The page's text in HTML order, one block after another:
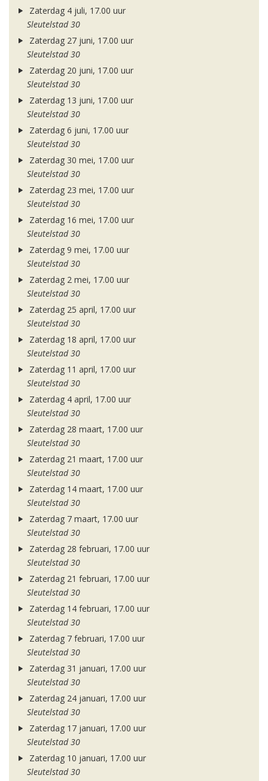
Zaterdag 4 juli, 17.00 uur
Sleutelstad 30
Zaterdag 27 juni, 17.00 uur
Sleutelstad 30
Zaterdag 20 juni, 17.00 uur
Sleutelstad 30
Zaterdag 13 juni, 17.00 uur
Sleutelstad 30
Zaterdag 6 juni, 17.00 uur
Sleutelstad 30
Zaterdag 30 mei, 17.00 uur
Sleutelstad 30
Zaterdag 23 mei, 17.00 uur
Sleutelstad 30
Zaterdag 16 mei, 17.00 uur
Sleutelstad 30
Zaterdag 9 mei, 17.00 uur
Sleutelstad 30
Zaterdag 2 mei, 17.00 uur
Sleutelstad 30
Zaterdag 25 april, 17.00 uur
Sleutelstad 30
Zaterdag 18 april, 17.00 uur
Sleutelstad 30
Zaterdag 11 april, 17.00 uur
Sleutelstad 30
Zaterdag 4 april, 17.00 uur
Sleutelstad 30
Zaterdag 28 maart, 17.00 uur
Sleutelstad 30
Zaterdag 21 maart, 17.00 uur
Sleutelstad 30
Zaterdag 14 maart, 17.00 uur
Sleutelstad 30
Zaterdag 7 maart, 17.00 uur
Sleutelstad 30
Zaterdag 28 februari, 17.00 uur
Sleutelstad 30
Zaterdag 21 februari, 17.00 uur
Sleutelstad 30
Zaterdag 14 februari, 17.00 uur
Sleutelstad 30
Zaterdag 7 februari, 17.00 uur
Sleutelstad 30
Zaterdag 31 januari, 17.00 uur
Sleutelstad 30
Zaterdag 24 januari, 17.00 uur
Sleutelstad 30
Zaterdag 17 januari, 17.00 uur
Sleutelstad 30
Zaterdag 10 januari, 17.00 uur
Sleutelstad 30